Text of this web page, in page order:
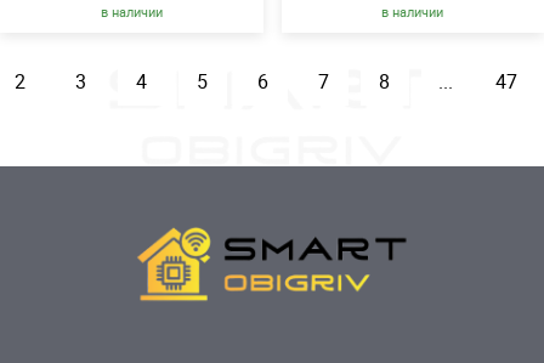
в наличии в наличии
2 3 4 5 6 7 8 ... 47